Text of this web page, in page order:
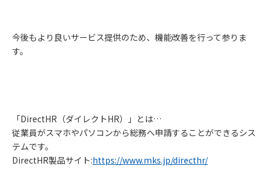
今後もより良いサービス提供のため、機能改善を行って参りま
す。
「DirectHR（ダイレクトHR）」とは…
従業員がスマホやパソコンから総務へ申請することができるシス
テムです。
DirectHR製品サイト:https://www.mks.jp/directhr/